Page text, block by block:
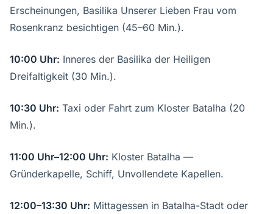
Erscheinungen, Basilika Unserer Lieben Frau vom
Rosenkranz besichtigen (45–60 Min.).
10:00 Uhr: Inneres der Basilika der Heiligen
Dreifaltigkeit (30 Min.).
10:30 Uhr: Taxi oder Fahrt zum Kloster Batalha (20
Min.).
11:00 Uhr–12:00 Uhr: Kloster Batalha —
Gründerkapelle, Schiff, Unvollendete Kapellen.
12:00–13:30 Uhr: Mittagessen in Batalha-Stadt oder